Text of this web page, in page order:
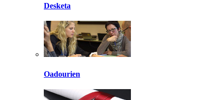
Desketa
Oadourien